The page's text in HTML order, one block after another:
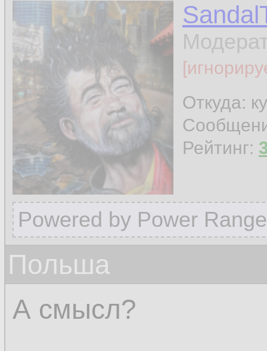
Откуда:
Рейтинг:
Powered by Power
Польша
А смысл?